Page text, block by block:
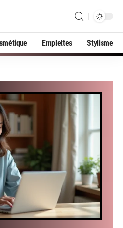
Emplettes Stylisme